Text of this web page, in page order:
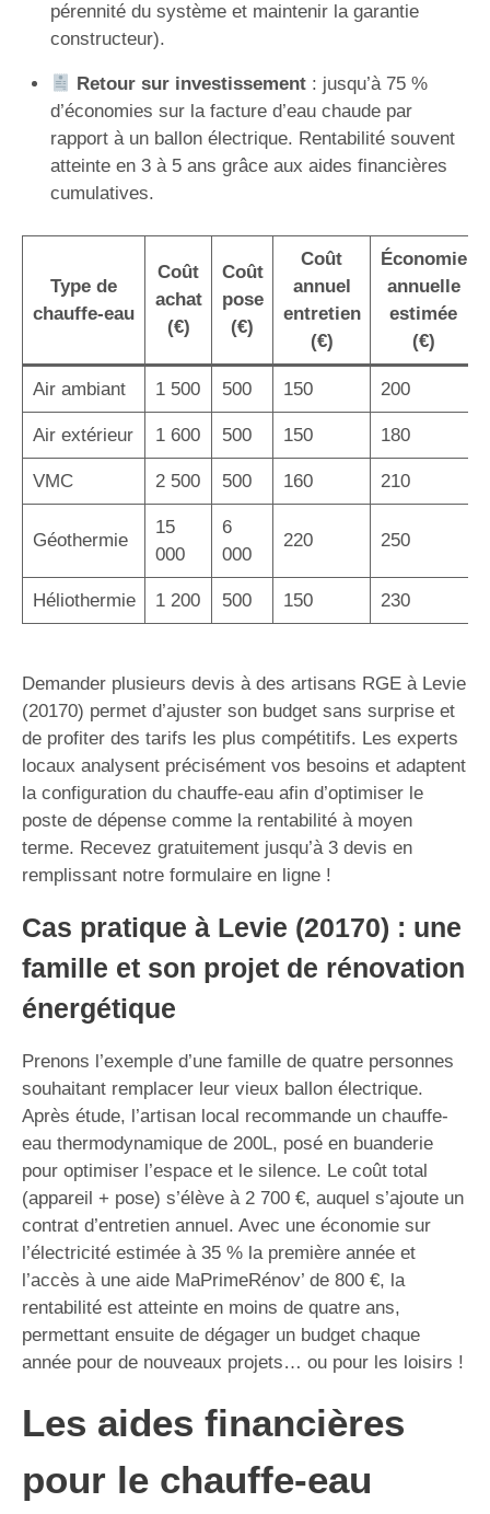
pérennité du système et maintenir la garantie
constructeur).
Retour sur investissement: jusqu’à 75 %
d’économies sur la facture d’eau chaude par
rapport à un ballon électrique. Rentabilité souvent
atteinte en 3 à 5 ans grâce aux aides financières
cumulatives.
Type de
chauffe-eau
Coût
achat
(€)
Coût
pose
(€)
Coût
annuel
entretien
(€)
Économie
annuelle
estimée
(€)
Air ambiant 1 500 500 150 200
Air extérieur 1 600 500 150 180
VMC 2 500 500 160 210
Géothermie
15
000
6
000
220 250
Héliothermie 1 200 500 150 230
Demander plusieurs devis à des artisans RGE à Levie
(20170) permet d’ajuster son budget sans surprise et
de profiter des tarifs les plus compétitifs. Les experts
locaux analysent précisément vos besoins et adaptent
la configuration du chauffe-eau afin d’optimiser le
poste de dépense comme la rentabilité à moyen
terme. Recevez gratuitement jusqu’à 3 devis en
remplissant notre formulaire en ligne !
Cas pratique à Levie (20170) : une
famille et son projet de rénovation
énergétique
Prenons l’exemple d’une famille de quatre personnes
souhaitant remplacer leur vieux ballon électrique.
Après étude, l’artisan local recommande un chauffe-
eau thermodynamique de 200L, posé en buanderie
pour optimiser l’espace et le silence. Le coût total
(appareil + pose) s’élève à 2 700 €, auquel s’ajoute un
contrat d’entretien annuel. Avec une économie sur
l’électricité estimée à 35 % la première année et
l’accès à une aide MaPrimeRénov’ de 800 €, la
rentabilité est atteinte en moins de quatre ans,
permettant ensuite de dégager un budget chaque
année pour de nouveaux projets… ou pour les loisirs !
Les aides financières
pour le chauffe-eau